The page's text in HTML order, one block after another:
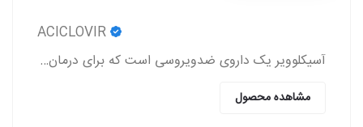
آسیکلوویر یک داروی ضدویروسی است که برای درمان عفونت‌های ناشی از ویروس‌های هرپس (تبخال لب و تناسلی، زونا، آبله‌مرغان) استفاده می‌شود.
مشاهده محصول